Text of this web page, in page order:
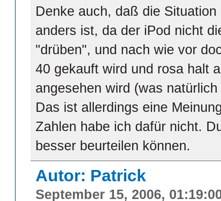
Denke auch, daß die
anders ist, da der iPod nicht
"drüben", und nach wie vor
40 gekauft wird und rosa halt
angesehen wird (was
Das ist allerdings eine
Zahlen habe ich dafür nicht.
besser beurteilen können.
Autor: Patrick
September 15, 2006,